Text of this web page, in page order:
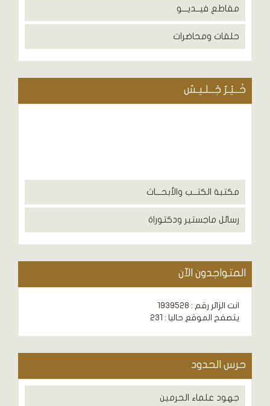
مقاطع فيــديـــو
حلقات ومحاضرات
خَــيْـرُ جَــلـيـسٌ
مكتبة الكتــب والأبحـــاث
رسائل ماجستير ودكتوراة
المتواجدون الآن
انت الزائر رقم : 1939528
يتصفح الموقع حاليا : 231
حرس الحدود
جهود علماء الحرمين